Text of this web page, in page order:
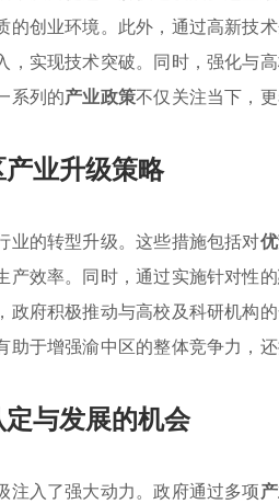
的创业环境。此外，通过高新技
实现技术突破。同时，强化与
系列的产业政策不仅关注当下，
业升级策略
业的转型升级。这些措施包括对
产效率。同时，通过实施针对性的
府积极推动与高校及科研机构
于增强渝中区的整体竞争力，
与发展的机会
注入了强大动力。政府通过多项